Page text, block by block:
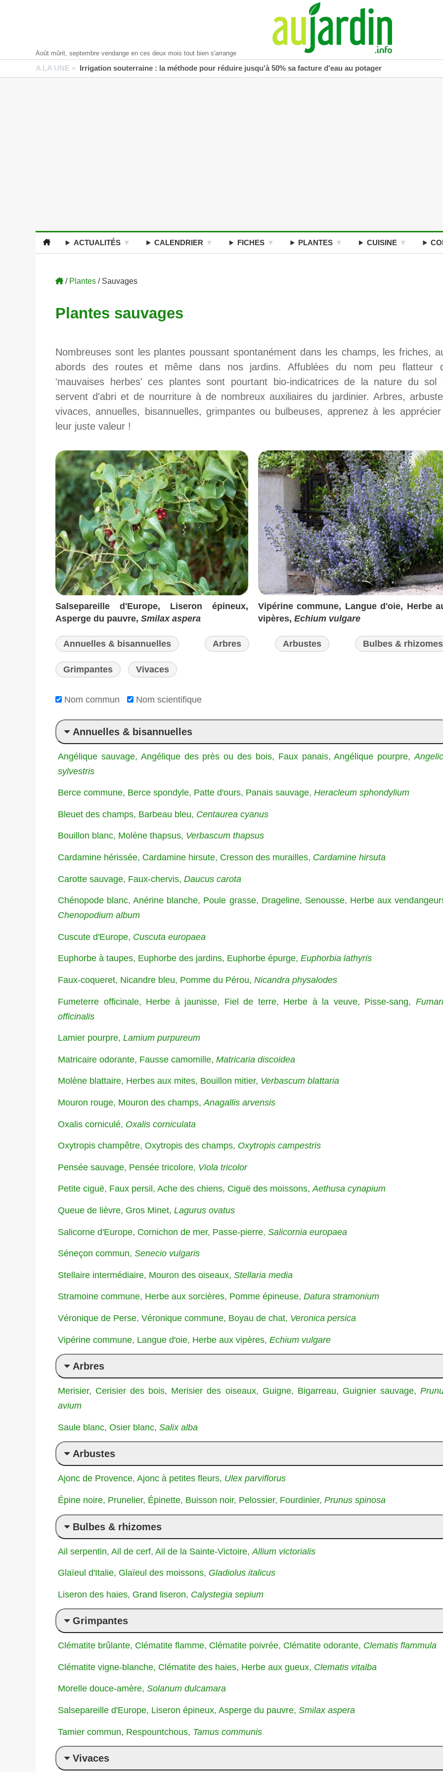
Août mûrit, septembre vendange en ces deux mois tout bien s'arrange
A LA UNE » Irrigation souterraine : la méthode pour réduire jusqu'à 50% sa facture d'eau au potager
ACTUALITÉS CALENDRIER FICHES PLANTES CUISINE
/ Plantes / Sauvages
Plantes sauvages
Nombreuses sont les plantes poussant spontanément dans les champs, les friches,
abords des routes et même dans nos jardins. Affublées du nom peu flatteur
'mauvaises herbes' ces plantes sont pourtant bio-indicatrices de la nature du sol
servent d'abri et de nourriture à de nombreux auxiliaires du jardinier. Arbres,
vivaces, annuelles, bisannuelles, grimpantes ou bulbeuses, apprenez à les
leur juste valeur !
Salsepareille d'Europe, Liseron épineux,
Asperge du pauvre, Smilax aspera
Vipérine commune, Langue d'oie, Herbe
vipères, Echium vulgare
Annuelles & bisannuelles Arbres Arbustes Bulbes & rhizomes
Grimpantes Vivaces
Nom commun Nom scientifique
Annuelles & bisannuelles
Angélique sauvage, Angélique des près ou des bois, Faux panais, Angélique pourpre,
sylvestris
Berce commune, Berce spondyle, Patte d'ours, Panais sauvage, Heracleum sphondylium
Bleuet des champs, Barbeau bleu, Centaurea cyanus
Bouillon blanc, Molène thapsus, Verbascum thapsus
Cardamine hérissée, Cardamine hirsute, Cresson des murailles, Cardamine hirsuta
Carotte sauvage, Faux-chervis, Daucus carota
Chénopode blanc, Anérine blanche, Poule grasse, Drageline, Senousse, Herbe aux
Chenopodium album
Cuscute d'Europe, Cuscuta europaea
Euphorbe à taupes, Euphorbe des jardins, Euphorbe épurge, Euphorbia lathyris
Faux-coqueret, Nicandre bleu, Pomme du Pérou, Nicandra physalodes
Fumeterre officinale, Herbe à jaunisse, Fiel de terre, Herbe à la veuve, Pisse-sang,
officinalis
Lamier pourpre, Lamium purpureum
Matricaire odorante, Fausse camomille, Matricaria discoidea
Molène blattaire, Herbes aux mites, Bouillon mitier, Verbascum blattaria
Mouron rouge, Mouron des champs,Anagallis arvensis
Oxalis corniculé, Oxalis corniculata
Oxytropis champêtre, Oxytropis des champs, Oxytropis campestris
Pensée sauvage, Pensée tricolore, Viola tricolor
Petite ciguë, Faux persil, Ache des chiens, Ciguë des moissons,Aethusa cynapium
Queue de lièvre, Gros Minet, Lagurus ovatus
Salicorne d'Europe, Cornichon de mer, Passe-pierre, Salicornia europaea
Séneçon commun, Senecio vulgaris
Stellaire intermédiaire, Mouron des oiseaux, Stellaria media
Stramoine commune, Herbe aux sorcières, Pomme épineuse, Datura stramonium
Véronique de Perse, Véronique commune, Boyau de chat, Veronica persica
Vipérine commune, Langue d'oie, Herbe aux vipères, Echium vulgare
Arbres
Merisier, Cerisier des bois, Merisier des oiseaux, Guigne, Bigarreau, Guignier sauvage,
avium
Saule blanc, Osier blanc, Salix alba
Arbustes
Ajonc de Provence, Ajonc à petites fleurs, Ulex parviflorus
Épine noire, Prunelier, Épinette, Buisson noir, Pelossier, Fourdinier, Prunus spinosa
Bulbes & rhizomes
Ail serpentin, Ail de cerf, Ail de la Sainte-Victoire, Allium victorialis
Glaïeul d'Italie, Glaïeul des moissons, Gladiolus italicus
Liseron des haies, Grand liseron, Calystegia sepium
Grimpantes
Clématite brûlante, Clématite flamme, Clématite poivrée, Clématite odorante, Clematis flammula
Clématite vigne-blanche, Clématite des haies, Herbe aux gueux, Clematis vitalba
Morelle douce-amère, Solanum dulcamara
Salsepareille d'Europe, Liseron épineux, Asperge du pauvre, Smilax aspera
Tamier commun, Respountchous, Tamus communis
Vivaces